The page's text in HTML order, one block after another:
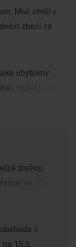
Muž chtěl z
zboží za
ubytovny
Hořel pokoj
změny,
ke 3 %
v
15,5